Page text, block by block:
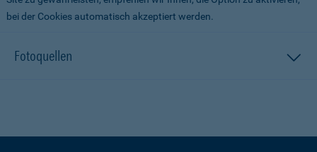
bei der Cookies automatisch akzeptiert werden.
Fotoquellen